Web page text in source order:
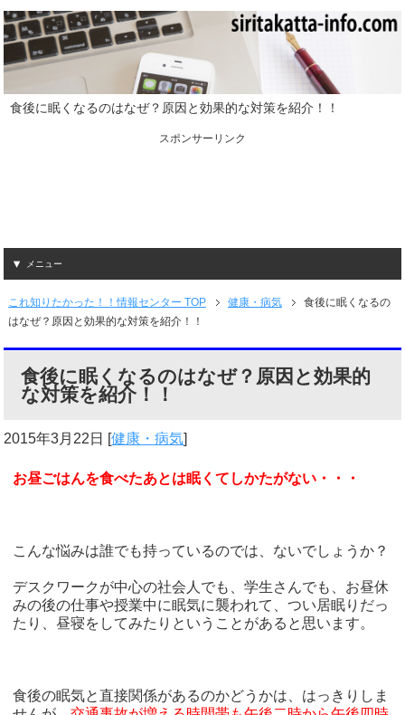
食後に眠くなるのはなぜ？原因と効果的な対策を紹介！！
スポンサーリンク
メニュー
これ知りたかった！！情報センター TOP 健康・病気
食後に眠くなるの
はなぜ？原因と効果的な対策を紹介！！
食後に眠くなるのはなぜ？原因と効果的
な対策を紹介！！
2015年3月22日 [健康・病気]
お昼ごはんを食べたあとは眠くてしかたがない・・・
こんな悩みは誰でも持っているのでは、ないでしょうか？
デスクワークが中心の社会人でも、学生さんでも、お昼休
みの後の仕事や授業中に眠気に襲われて、つい居眠りだっ
たり、昼寝をしてみたりということがあると思います。
食後の眠気と直接関係があるのかどうかは、はっきりしま